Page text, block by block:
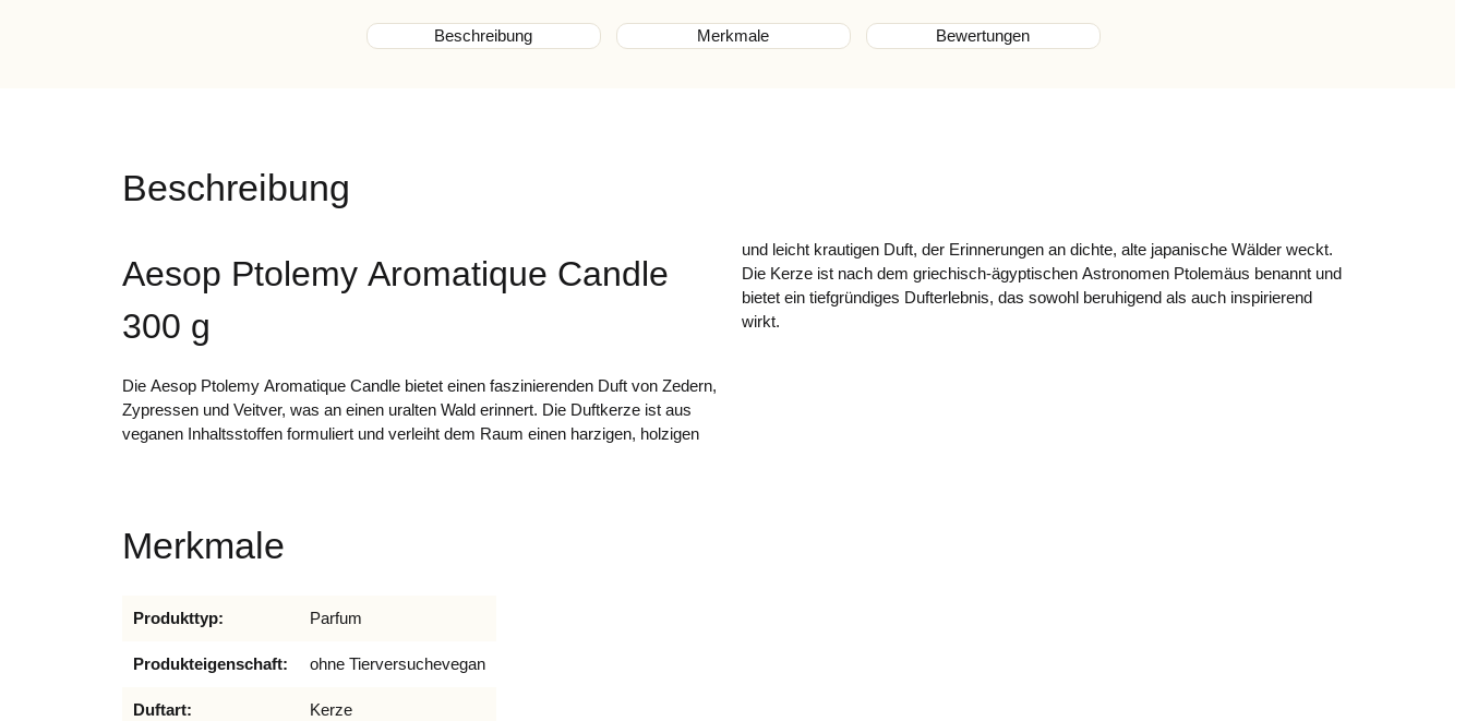
Beschreibung Merkmale Bewertungen
Beschreibung
Aesop Ptolemy Aromatique Candle
300 g
Die Aesop Ptolemy Aromatique Candle bietet einen faszinierenden Duft von Zedern,
Zypressen und Veitver, was an einen uralten Wald erinnert. Die Duftkerze ist aus
veganen Inhaltsstoffen formuliert und verleiht dem Raum einen harzigen, holzigen
und leicht krautigen Duft, der Erinnerungen an dichte, alte japanische Wälder weckt.
Die Kerze ist nach dem griechisch-ägyptischen Astronomen Ptolemäus benannt und
bietet ein tiefgründiges Dufterlebnis, das sowohl beruhigend als auch inspirierend
wirkt.
Merkmale
Produkttyp: Parfum
Produkteigenschaft: ohne Tierversuchevegan
Duftart: Kerze